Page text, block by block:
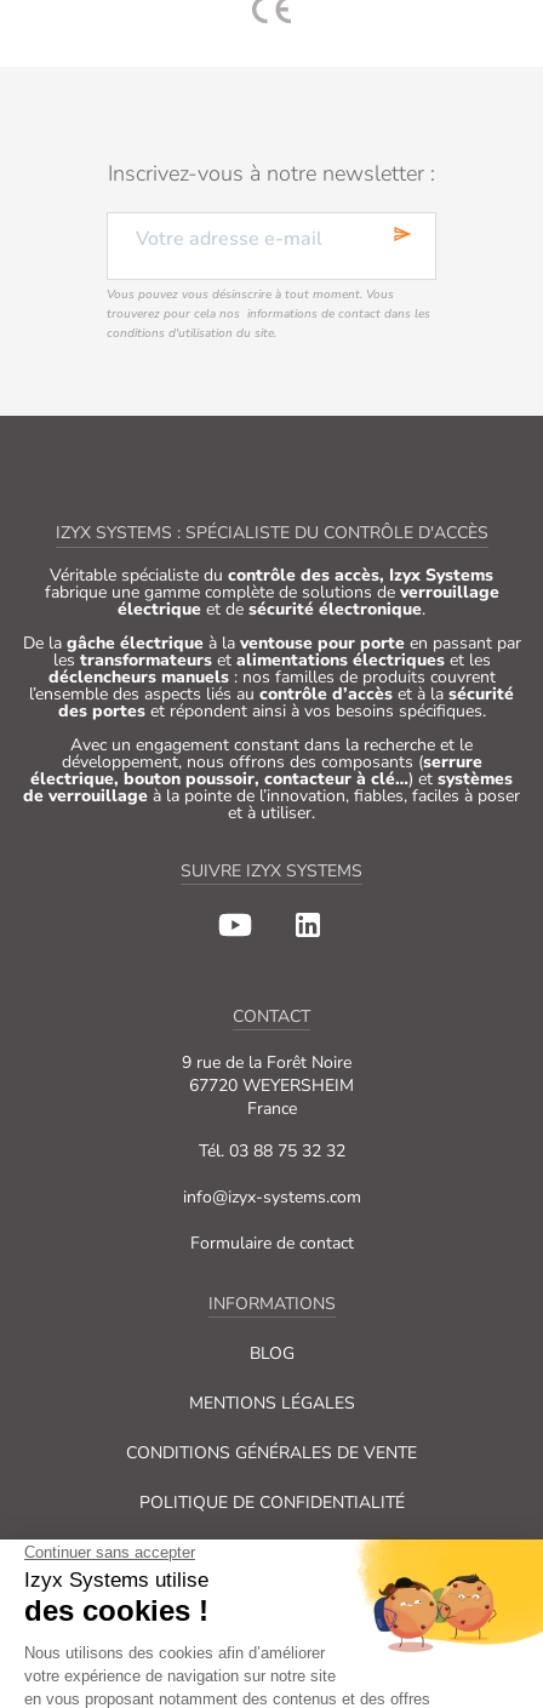
Inscrivez-vous à notre newsletter :
send
Vous pouvez vous désinscrire à tout moment. Vous
trouverez pour cela nos informations de contact dans les
conditions d'utilisation du site.
IZYX SYSTEMS : SPÉCIALISTE DU CONTRÔLE D'ACCÈS
Véritable spécialiste du contrôle des accès, Izyx Systems
fabrique une gamme complète de solutions de verrouillage
électrique et de sécurité électronique.
De la gâche électriqueà la ventouse pour porteen passant par
les transformateurset alimentations électriqueset les
déclencheurs manuels: nos familles de produits couvrent
l’ensemble des aspects liés au contrôle d’accès et à la sécurité
des porteset répondent ainsi à vos besoins spécifiques.
Avec un engagement constant dans la recherche et le
développement, nous offrons des composants (serrure
électrique, bouton poussoir, contacteur à clé…) et systèmes
de verrouillage à la pointe de l’innovation, fiables, faciles à poser
et à utiliser.
SUIVRE IZYX SYSTEMS
CONTACT
9 rue de la Forêt Noire
67720 WEYERSHEIM
France
Tél. 03 88 75 32 32
info@izyx-systems.com
Formulaire de contact
INFORMATIONS
BLOG
MENTIONS LÉGALES
CONDITIONS GÉNÉRALES DE VENTE
POLITIQUE DE CONFIDENTIALITÉ
Tous droits réservés Izyx Systems ©
Contrôle des accès et verrouillage de porte : serrure électrique,